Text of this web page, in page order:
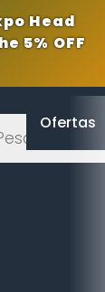
Head
5% OFF
Ofertas